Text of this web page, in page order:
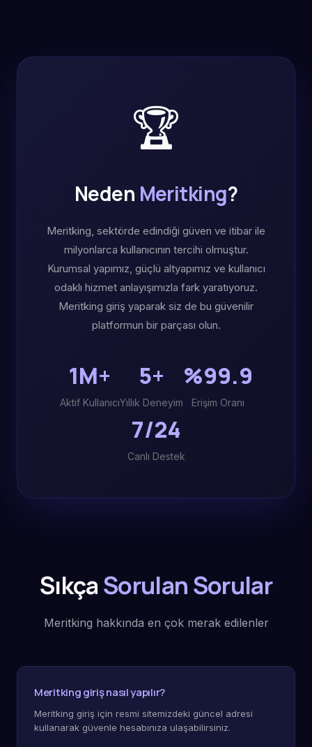
🏆
Neden Meritking?
Meritking, sektörde edindiği güven ve itibar ile
milyonlarca kullanıcının tercihi olmuştur.
Kurumsal yapımız, güçlü altyapımız ve kullanıcı
odaklı hizmet anlayışımızla fark yaratıyoruz.
Meritking giriş yaparak siz de bu güvenilir
platformun bir parçası olun.
1M+
Aktif Kullanıcı
5+
Yıllık Deneyim
%99.9
Erişim Oranı
7/24
Canlı Destek
SıkçaSorulan Sorular
Meritking hakkında en çok merak edilenler
Meritking giriş nasıl yapılır?
Meritking giriş için resmi sitemizdeki güncel adresi
kullanarak güvenle hesabınıza ulaşabilirsiniz.